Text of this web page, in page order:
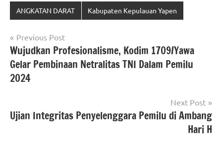
ANGKATAN DARAT Kabupaten Kepulauan Yapen
Navigasi
pos
Previous Post
Wujudkan Profesionalisme, Kodim 1709/Yawa
Gelar Pembinaan Netralitas TNI Dalam Pemilu
2024
Next Post
Ujian Integritas Penyelenggara Pemilu di Ambang
Hari H